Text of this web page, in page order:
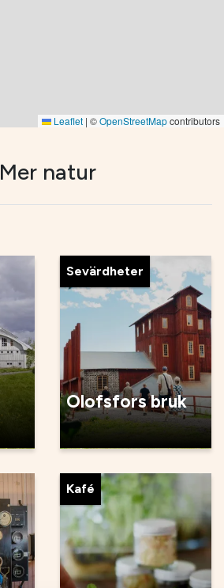
Leaflet | ©OpenStreetMapcontributors
Mer natur
Sevärdheter
Olofsfors bruk
Kafé